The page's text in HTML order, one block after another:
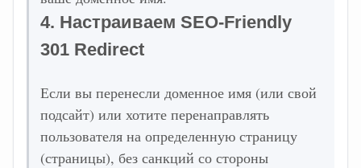
4. Настраиваем SEO-Friendly
301 Redirect
Если вы перенесли доменное имя (или свой
подсайт) или хотите перенаправлять
пользователя на определенную страницу
(страницы), без санкций со стороны